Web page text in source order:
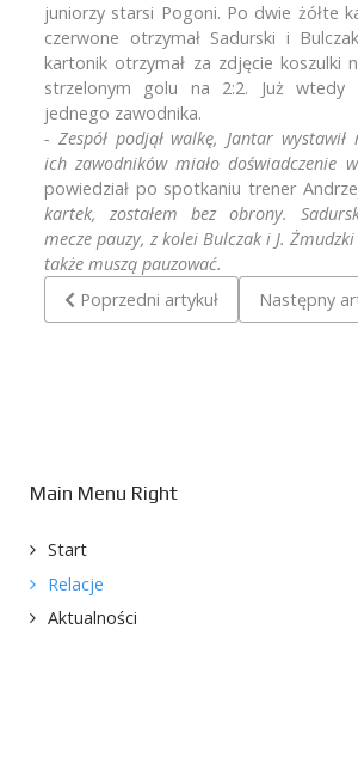
juniorzy starsi Pogoni. Po dwie żółte
czerwone otrzymał Sadurski i
kartonik otrzymał za zdjęcie koszulki
strzelonym golu na 2:2. Już wtedy
jednego zawodnika.
- Zespół podjął walkę, Jantar wystawił
ich zawodników miało doświadczenie
powiedział po spotkaniu trener
kartek, zostałem bez obrony.
mecze pauzy, z kolei Bulczak i J.
także muszą pauzować.
Poprzedni artykuł: KP Starogard Gd.
Poprzedni artykuł Następny
Następny
Main Menu Right
Start
Relacje
Aktualności